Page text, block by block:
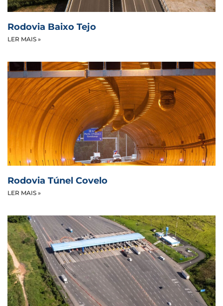
Rodovia Baixo Tejo
LER MAIS »
Rodovia Túnel Covelo
LER MAIS »